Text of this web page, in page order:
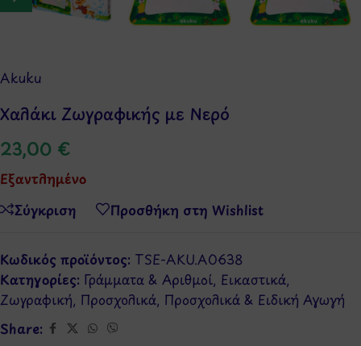
Akuku
Χαλάκι Ζωγραφικής με Νερό
23,00 €
Εξαντλημένο
Σύγκριση
Προσθήκη στη Wishlist
Κωδικός προϊόντος: TSE-AKU.A0638
Κατηγορίες: Γράμματα & Αριθμοί, Εικαστικά,
Ζωγραφική, Προσχολικά, Προσχολικά & Ειδική Αγωγή
Share: